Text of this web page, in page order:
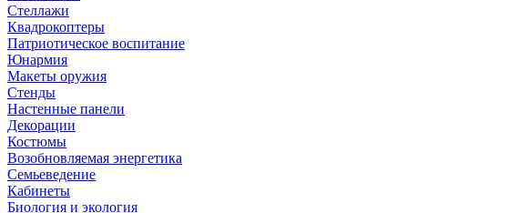
Стеллажи
Квадрокоптеры
Патриотическое воспитание
Юнармия
Макеты оружия
Стенды
Настенные панели
Декорации
Костюмы
Возобновляемая энергетика
Семьеведение
Кабинеты
Биология и экология